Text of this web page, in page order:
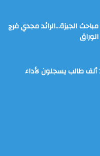
الجيزة…الرائد مجدي فرج
التعليم العالي: 128 ألف طالب يسجلون لأداء